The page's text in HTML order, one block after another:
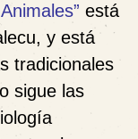
” está
y está
tradicionales
sigue las